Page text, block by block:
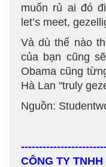
muốn rủ ai đó
let’s meet,
Và dù thế nào
của bạn cũng
Obama cũng
Hà Lan "truly
Nguồn:
CÔNG TY